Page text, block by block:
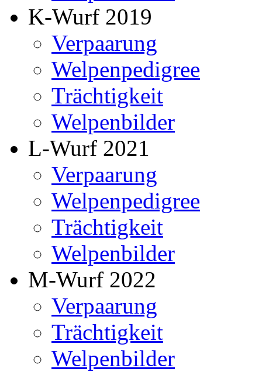
K-Wurf 2019
Verpaarung
Welpenpedigree
Trächtigkeit
Welpenbilder
L-Wurf 2021
Verpaarung
Welpenpedigree
Trächtigkeit
Welpenbilder
M-Wurf 2022
Verpaarung
Trächtigkeit
Welpenbilder